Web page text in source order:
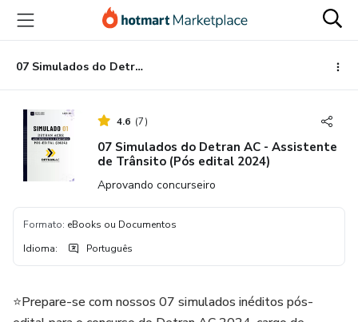
para
conteúdo
principal
para
pagamento
para
rodapé
07 Simulados do Detran AC - Assistente de Trânsito (Pós edital 2024)
4.6 (7)
07 Simulados do Detran AC - Assistente
de Trânsito (Pós edital 2024)
Aprovando concurseiro
Formato: eBooks ou Documentos
Idioma: Português
⭐️Prepare-se com nossos 07 simulados inéditos pós-